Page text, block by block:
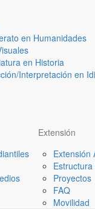
en Humanidades
en Historia
Interpretación en
Extensión
Extensión
Proyectos
FAQ
Movilidad